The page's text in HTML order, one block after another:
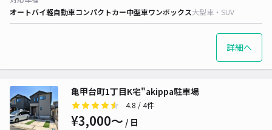
オートバイ軽自動車コンパクトカー中型車ワンボックス大型車・SUV
詳細へ
亀甲台町1丁目K宅"akippa駐車場
4.8 / 4件
¥3,000〜 / 日